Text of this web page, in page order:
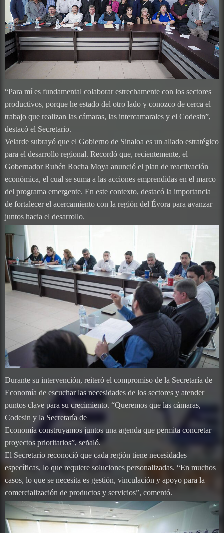
“Para mí es fundamental colaborar estrechamente con los sectores
productivos, porque he estado del otro lado y conozco de cerca el
trabajo que realizan las cámaras, las intercamarales y el Codesin”,
destacó el Secretario.
Velarde subrayó que el Gobierno de Sinaloa es un aliado estratégico
para el desarrollo regional. Recordó que, recientemente, el
Gobernador Rubén Rocha Moya anunció el plan de reactivación
económica, el cual se suma a las acciones emprendidas en el marco
del programa emergente. En este contexto, destacó la importancia
de fortalecer el acercamiento con la región del Évora para avanzar
juntos hacia el desarrollo.
Durante su intervención, reiteró el compromiso de la Secretaría de
Economía de escuchar las necesidades de los sectores y atender
puntos clave para su crecimiento. “Queremos que las cámaras,
Codesin y la Secretaría de
Economía construyamos juntos una agenda que permita concretar
proyectos prioritarios”, señaló.
El Secretario reconoció que cada región tiene necesidades
específicas, lo que requiere soluciones personalizadas. “En muchos
casos, lo que se necesita es gestión, vinculación y apoyo para la
comercialización de productos y servicios”, comentó.